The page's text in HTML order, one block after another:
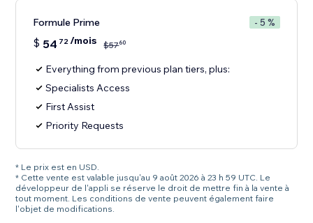
Formule Prime - 5 %
$ 54 72/mois $5760
Everything from previous plan tiers, plus:
Specialists Access
First Assist
Priority Requests
* Le prix est en USD.
* Cette vente est valable jusqu'au 9 août 2026 à 23 h 59 UTC. Le
développeur de l'appli se réserve le droit de mettre fin à la vente à
tout moment. Les conditions de vente peuvent également faire
l'objet de modifications.